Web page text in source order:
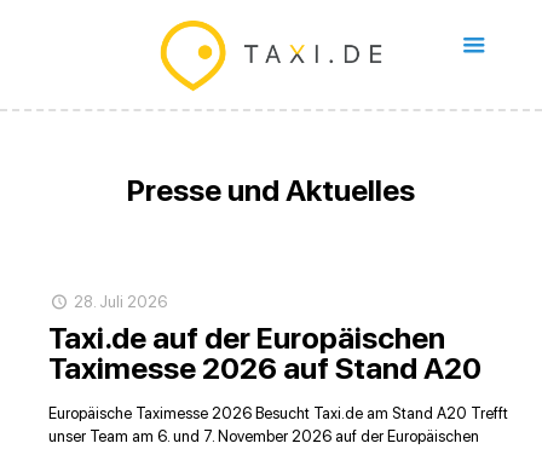
Presse und Aktuelles
28. Juli 2026
Taxi.de auf der Europäischen
Taximesse 2026 auf Stand A20
Europäische Taximesse 2026 Besucht Taxi.de am Stand A20 Trefft
unser Team am 6. und 7. November 2026 auf der Europäischen